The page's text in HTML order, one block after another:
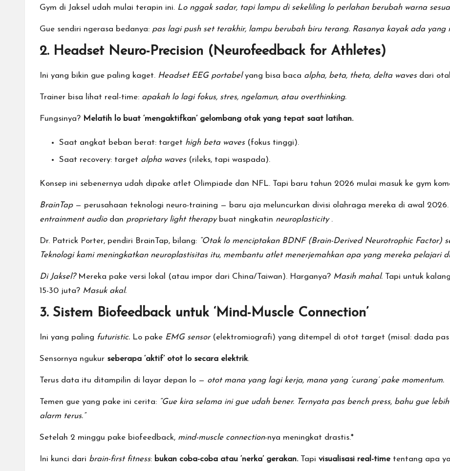
Gym di Jaksel udah mulai terapin ini. Lo nggak sadar, tapi lampu di sekeliling lo perlahan berubah warna
Gue sendiri ngerasa bedanya: pas lagi push set terakhir, lampu berubah biru terang. Rasanya kayak ada yang
2. Headset Neuro-Precision (Neurofeedback for Athletes)
Ini yang bikin gue paling kaget. Headset EEG portabelyang bisa baca alpha, beta, theta, delta wavesdari
Trainer bisa lihat real-time: apakah lo lagi fokus, stres, ngelamun, atau overthinking.
Fungsinya? Melatih lo buat ‘mengaktifkan’ gelombang otak yang tepat saat latihan.
Saat angkat beban berat: target high beta waves(fokus tinggi).
Saat recovery: target alpha waves(rileks, tapi waspada).
Konsep ini sebenernya udah dipake atlet Olimpiade dan NFL. Tapi baru tahun 2026 mulai masuk ke gym
BrainTap— perusahaan teknologi neuro-training — baru aja meluncurkan divisi olahraga mereka di awal 2026.
entrainment audiodan proprietary light therapybuat ningkatin neuroplasticity .
Dr. Patrick Porter, pendiri BrainTap, bilang: “Otak lo menciptakan BDNF (Brain-Derived Neurotrophic Factor)
Teknologi kami meningkatkan neuroplastisitas itu, membantu atlet menerjemahkan apa yang mereka pelajari
Di Jaksel?Mereka pake versi lokal (atau impor dari China/Taiwan). Harganya? Masih mahal. Tapi untuk
15-30 juta? Masuk akal.
3. Sistem Biofeedback untuk ‘Mind-Muscle Connection’
Ini yang paling futuristic. Lo pake EMG sensor(elektromiografi) yang ditempel di otot target (misal: dada pas
Sensornya ngukur seberapa ‘aktif’ otot lo secara elektrik.
Terus data itu ditampilin di layar depan lo — otot mana yang lagi kerja, mana yang ‘curang’ pake momentum.
Temen gue yang pake ini cerita: “Gue kira selama ini gue udah bener. Ternyata pas bench press, bahu gue
alarm terus.”
Setelah 2 minggu pake biofeedback, mind-muscle connection-nya meningkat drastis.*
Ini kunci dari brain-first fitness: bukan coba-coba atau ‘nerka’ gerakan.Tapi visualisasi real-time tentang apa